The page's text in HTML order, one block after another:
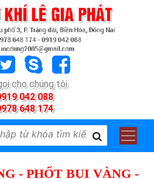
cho chúng tôi
042 088
648 174
- PHỐT BỤI VÀNG -